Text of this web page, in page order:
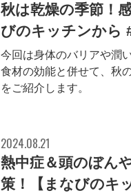
秋は乾燥の季節！
びのキッチンから
今回は身体のバリアや潤
食材の効能と併せて、秋
をご紹介します。
2024.08.21
熱中症＆頭のぼん
策！【まなびのキ